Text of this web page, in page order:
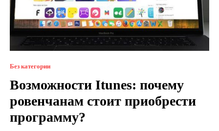
Без категории
Возможности Itunes: почему
ровенчанам стоит приобрести
программу?